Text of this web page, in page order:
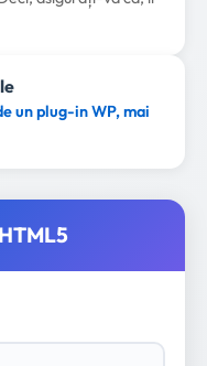
un plug-in WP, mai